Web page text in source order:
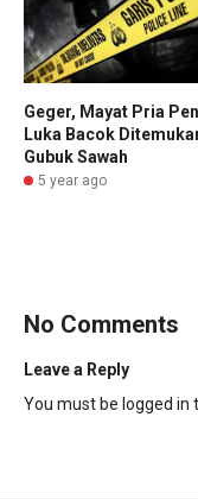
Geger, Mayat Pria
Luka Bacok
Gubuk Sawah
5 year ago
No Comments
Leave a Reply
You must be logged in